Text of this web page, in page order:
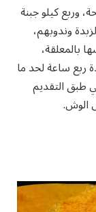
وربع كيلو جبنة
وندوبهم،
بالمعلقة،
ربع ساعة لحد ما
طبق التقديم
الوش.